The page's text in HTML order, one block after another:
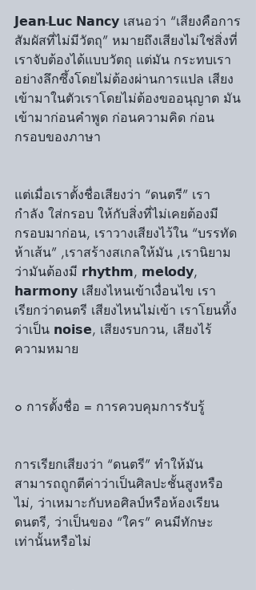
𝗝𝗲𝗮𝗻-𝗟𝘂𝗰 𝗡𝗮𝗻𝗰𝘆 เสนอว่า “เสียงคือการ
สัมผัสที่ไม่มีวัตถุ” หมายถึงเสียงไม่ใช่สิ่งที่
เราจับต้องได้แบบวัตถุ แต่มัน กระทบเรา
อย่างลึกซึ้งโดยไม่ต้องผ่านการแปล เสียง
เข้ามาในตัวเราโดยไม่ต้องขออนุญาต มัน
เข้ามาก่อนคำพูด ก่อนความคิด ก่อน
กรอบของภาษา
แต่เมื่อเราตั้งชื่อเสียงว่า “ดนตรี” เรา
กำลัง ใส่กรอบ ให้กับสิ่งที่ไม่เคยต้องมี
กรอบมาก่อน, เราวางเสียงไว้ใน “บรรทัด
ห้าเส้น” ,เราสร้างสเกลให้มัน ,เรานิยาม
ว่ามันต้องมี 𝗿𝗵𝘆𝘁𝗵𝗺, 𝗺𝗲𝗹𝗼𝗱𝘆,
𝗵𝗮𝗿𝗺𝗼𝗻𝘆 เสียงไหนเข้าเงื่อนไข เรา
เรียกว่าดนตรี เสียงไหนไม่เข้า เราโยนทิ้ง
ว่าเป็น 𝗻𝗼𝗶𝘀𝗲, เสียงรบกวน, เสียงไร้
ความหมาย
๐ การตั้งชื่อ = การควบคุมการรับรู้
การเรียกเสียงว่า “ดนตรี” ทำให้มัน
สามารถถูกตีค่าว่าเป็นศิลปะชั้นสูงหรือ
ไม่, ว่าเหมาะกับหอศิลป์หรือห้องเรียน
ดนตรี, ว่าเป็นของ “ใคร” คนมีทักษะ
เท่านั้นหรือไม่